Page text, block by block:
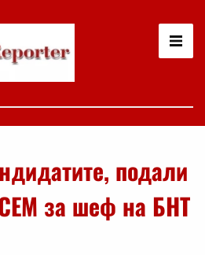
подали
за шеф на БНТ